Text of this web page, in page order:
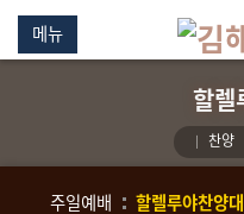
메뉴
할렐
찬양
주일예배 할렐루야찬양대